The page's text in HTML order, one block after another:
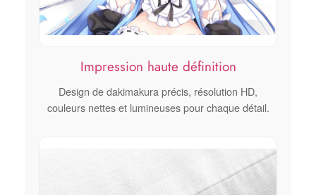
Impression haute définition
Design de dakimakura précis, résolution HD,
couleurs nettes et lumineuses pour chaque détail.